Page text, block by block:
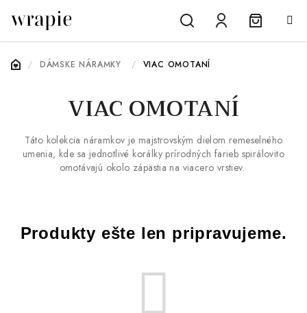
HľadaťPrihlásenieNákupný
DOMOV
/ DÁMSKE NÁRAMKY / VIAC OMOTANÍ
VIAC OMOTANÍ
Táto kolekcia náramkov je majstrovským dielom remeselného
umenia, kde sa jednotlivé korálky prírodných farieb spirálovito
omotávajú okolo zápästia na viacero vrstiev.
Produkty ešte len pripravujeme.